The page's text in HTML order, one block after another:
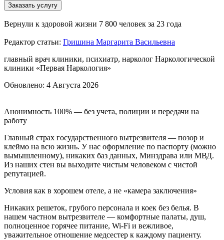
Заказать услугу
Вернули к здоровой жизни 7 800 человек за 23 года
Редактор статьи: Гришина Маргарита Васильевна
главный врач клиники, психиатр, нарколог Наркологической
клиники «Первая Наркология»
Обновлено: 4 Августа 2026
Анонимность 100% — без учета, полиции и передачи на
работу
Главный страх государственного вытрезвителя — позор и
клеймо на всю жизнь. У нас оформление по паспорту (можно
вымышленному), никаких баз данных, Минздрава или МВД.
Из наших стен вы выходите чистым человеком с чистой
репутацией.
Условия как в хорошем отеле, а не «камера заключения»
Никаких решеток, грубого персонала и коек без белья. В
нашем частном вытрезвителе — комфортные палаты, душ,
полноценное горячее питание, Wi-Fi и вежливое,
уважительное отношение медсестер к каждому пациенту.